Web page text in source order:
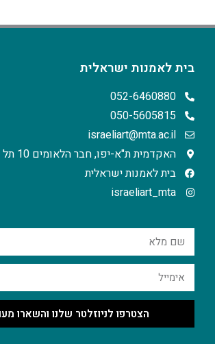
בית לאמנות ישראלית
052-6460880
050-5605815
israeliart@mta.ac.il
האקדמית ת"א-יפו, חבר הלאומים 10 תל אביב
בית לאמנות ישראלית
israeliart_mta
הצטרפו לניוזלטר שלנו והשארו